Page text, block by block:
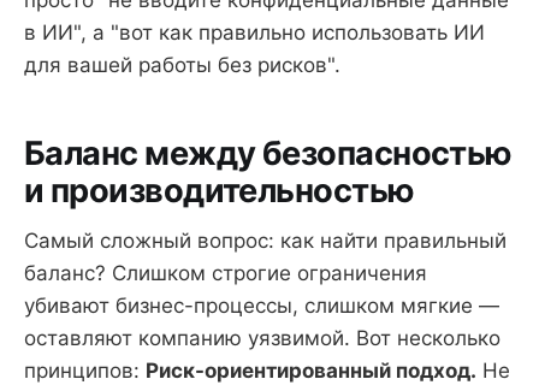
в ИИ", а "вот как правильно использовать ИИ
для вашей работы без рисков".
Баланс между безопасностью
и производительностью
Самый сложный вопрос: как найти правильный
баланс? Слишком строгие ограничения
убивают бизнес-процессы, слишком мягкие —
оставляют компанию уязвимой. Вот несколько
принципов: Риск-ориентированный подход. Не